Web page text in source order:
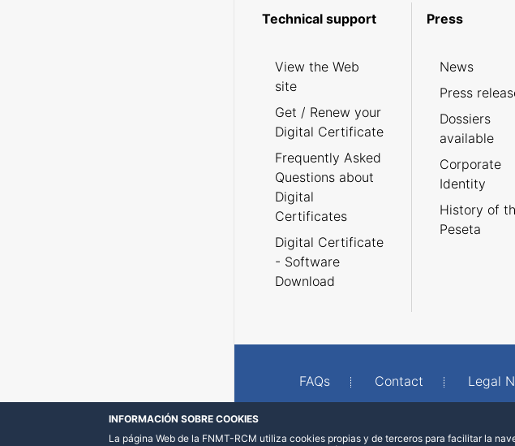
Technical support
View the Web
site
Get / Renew your
Digital Certificate
Frequently Asked
Questions about
Digital
Certificates
Digital Certificate
- Software
Download
Press
News
Press
Dossiers
available
Corporate
Identity
History of
Peseta
FAQs Contact Legal
INFORMACIÓN SOBRE COOKIES
La página Web de la FNMT-RCM utiliza cookies propias y de terceros para facilitar la